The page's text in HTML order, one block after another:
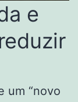
e
um “novo